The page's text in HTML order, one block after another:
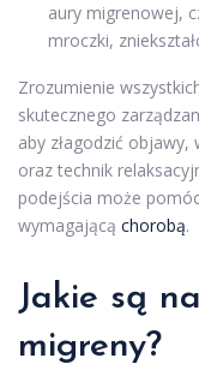
aury migrenowej,
mroczki,
Zrozumienie
skutecznego
aby złagodzić
oraz technik
podejścia może
wymagającą chorobą.
Jakie są
migreny?